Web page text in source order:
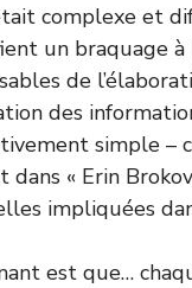
complexe et
un braquage à
de
des
simple –
« Erin
impliquées
est que…